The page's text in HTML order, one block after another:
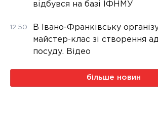
відбувся на базі ІФНМУ
12:50
В Івано-Франківську
майстер-клас зі створення
посуду. Відео
більше новин